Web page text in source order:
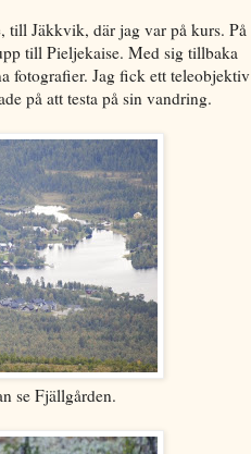
till Jäkkvik, där jag var på kurs. På
till Pieljekaise. Med sig tillbaka
fotografier. Jag fick ett teleobjektiv
på att testa på sin vandring.
se Fjällgården.